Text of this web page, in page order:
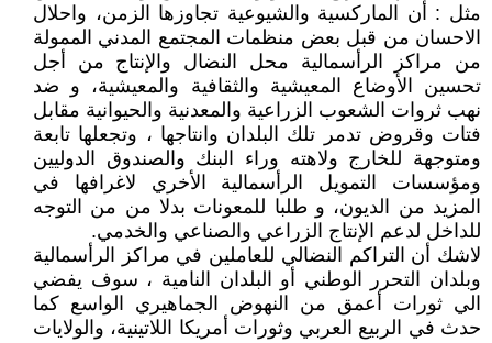
مثل : أن الماركسية والشيوعية تجاوزها الزمن، واحلال
الاحسان من قبل بعض منظمات المجتمع المدني الممولة
من مراكز الرأسمالية محل النضال والإنتاج من أجل
تحسين الأوضاع المعيشية والثقافية والمعيشية، و ضد
نهب ثروات الشعوب الزراعية والمعدنية والحيوانية مقابل
فتات وقروض تدمر تلك البلدان وانتاجها ، وتجعلها تابعة
ومتوجهة للخارج ولاهته وراء البنك والصندوق الدوليين
ومؤسسات التمويل الرأسمالية الأخري لاغرافها في
المزيد من الديون، و طلبا للمعونات بدلا من من التوجه
للداخل لدعم الإنتاج الزراعي والصناعي والخدمي.
لاشك أن التراكم النضالي للعاملين في مراكز الرأسمالية
وبلدان التحرر الوطني أو البلدان النامية ، سوف يفضي
الي ثورات أعمق من النهوض الجماهيري الواسع كما
حدث في الربيع العربي وثورات أمريكا اللاتينية، والولايات